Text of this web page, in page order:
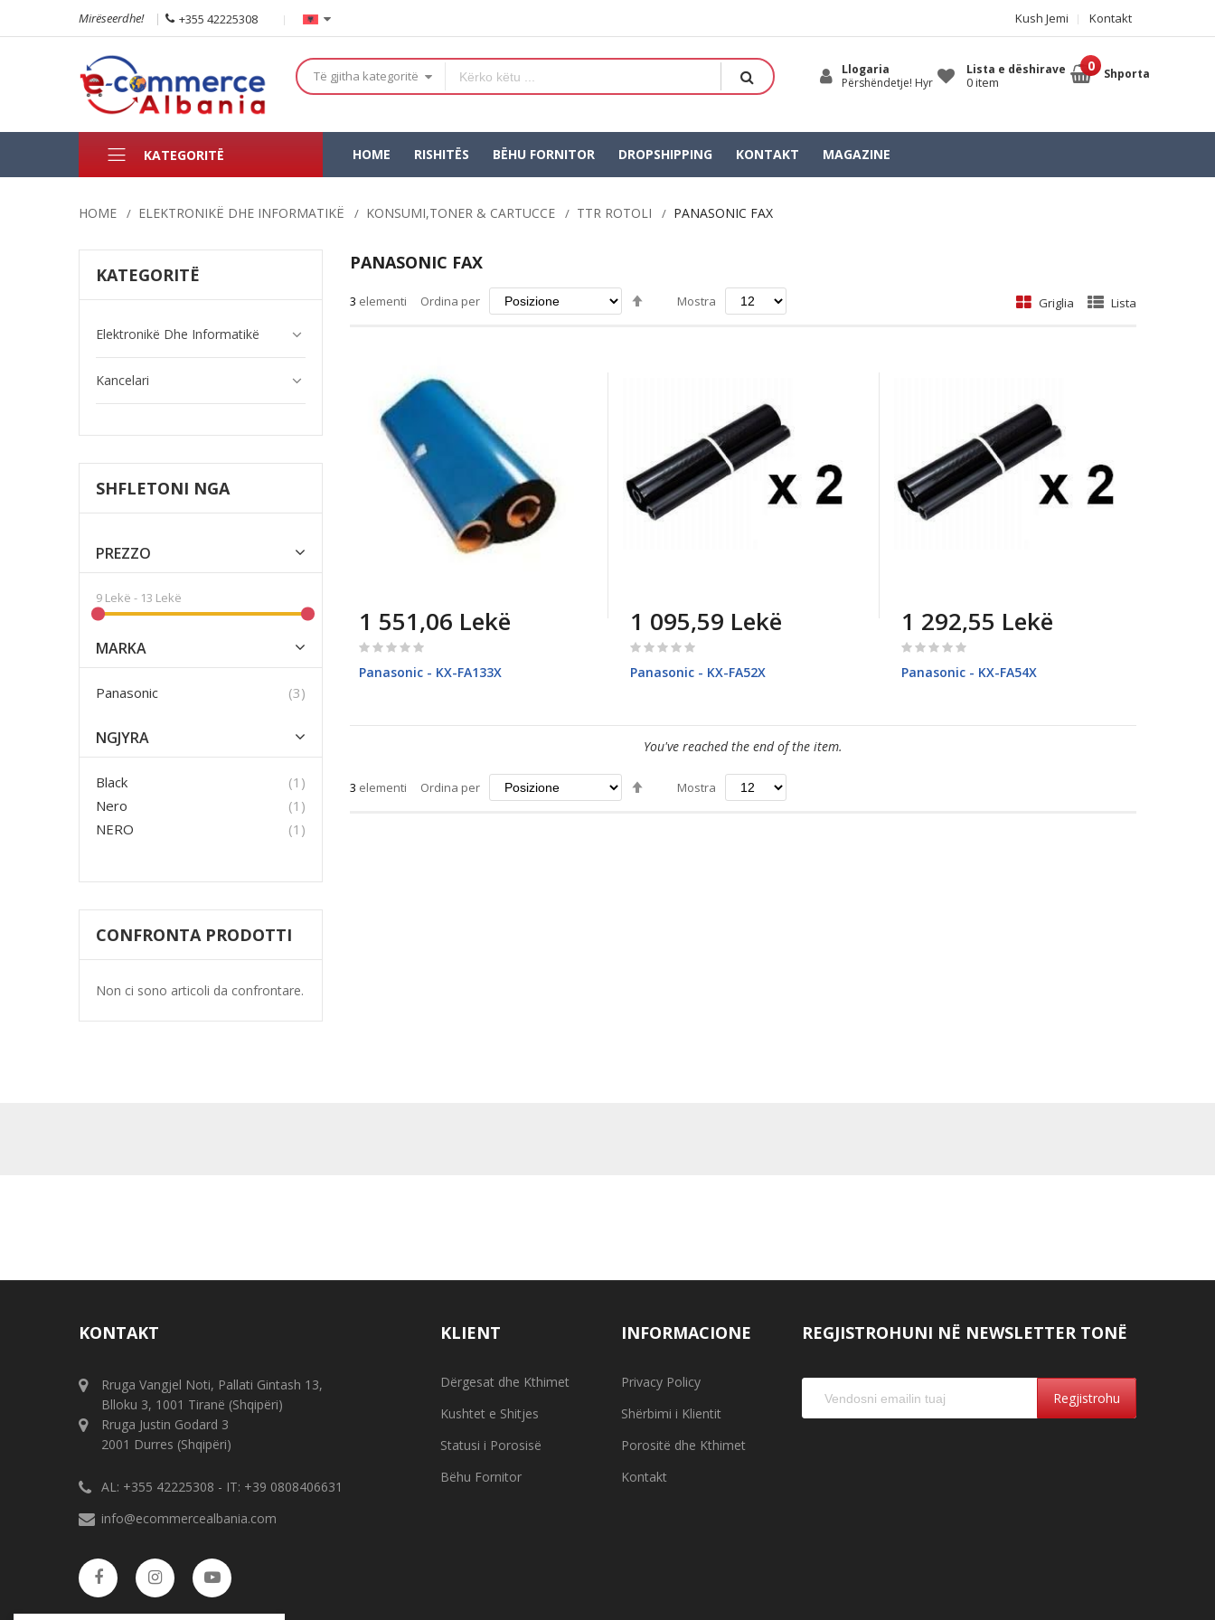
Mirëseerdhe! +355 42225308 Kush Jemi Kontakt
Të gjitha kategoritë
Llogaria
Përshëndetje! Hyr
Lista e dëshirave
0 item
Shporta
KATEGORITË HOME RISHITËS BËHU FORNITOR DROPSHIPPING KONTAKT MAGAZINE
HOME ELEKTRONIKË DHE INFORMATIKË KONSUMI,TONER & CARTUCCE TTR ROTOLI PANASONIC FAX
PANASONIC FAX
3 elementi Ordina per
ImpostaMostra Griglia Lista
1 551,06 Lekë
Rating:
Panasonic - KX-FA133X
1 095,59 Lekë
Rating:
Panasonic - KX-FA52X
1 292,55 Lekë
Rating:
Panasonic - KX-FA54X
You've reached the end of the item.
3 elementi Ordina per
ImpostaMostra
KATEGORITË
Elektronikë Dhe Informatikë
Kancelari
SHFLETONI NGA
PREZZO
9 Lekë - 13 Lekë
MARKA
Panasonic 3Elementi
NGJYRA
Black 1 Elemento
Nero
1 Elemento
NERO
1 Elemento
CONFRONTA PRODOTTI
Non ci sono articoli da confrontare.
KONTAKT
Rruga Vangjel Noti, Pallati Gintash 13,
Blloku 3, 1001 Tiranë (Shqipëri)
Rruga Justin Godard 3
2001 Durres (Shqipëri)
AL: +355 42225308 - IT: +39 0808406631
info@ecommercealbania.com
KLIENT
Dërgesat dhe Kthimet
Kushtet e Shitjes
Statusi i Porosisë
Bëhu Fornitor
INFORMACIONE
Privacy Policy
Shërbimi i Klientit
Porositë dhe Kthimet
Kontakt
REGJISTROHUNI NË NEWSLETTER TONË
Regjistrohu